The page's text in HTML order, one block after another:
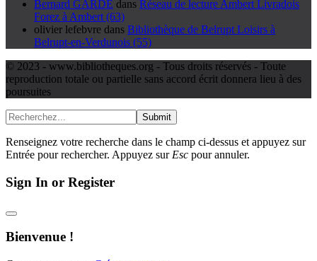
Bernard GARDE dans Réseau de lecture Ambert Livradois
Forez à Ambert (63)
olivier lefebvre dans Bibliothèque de Belrupt Loisirs à
Belrupt-en-Verdunois (55)
© 2023 - www.bibliotheques.org - Tous droits réservés - Toute
reproduction totale ou partielle sans accord écrit donnera lieu à des
poursuites
Submit
Renseignez votre recherche dans le champ ci-dessus et appuyez sur
Entrée pour rechercher. Appuyez sur Esc pour annuler.
Sign In or Register
Bienvenue !